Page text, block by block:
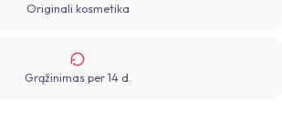
Originali kosmetika
Grąžinimas per 14 d.